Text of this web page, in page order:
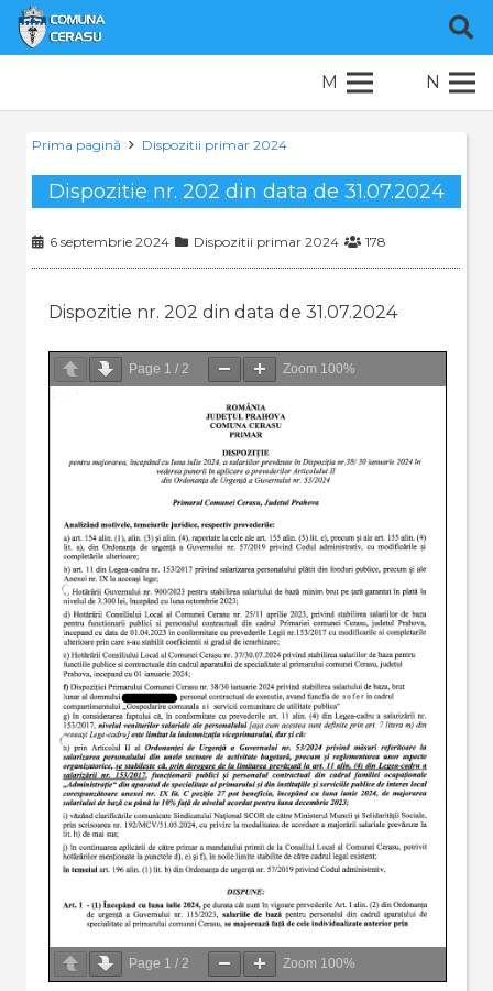
M N
Prima pagină Dispozitii primar 2024
Dispozitie nr. 202 din data de 31.07.2024
6 septembrie 2024 Dispozitii primar 2024 178
Dispozitie nr. 202 din data de 31.07.2024
Page 1 / 2 Zoom 100%
Page 1 / 2 Zoom 100%